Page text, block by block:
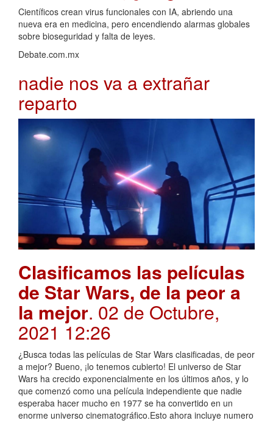
Científicos crean virus funcionales con IA, abriendo una
nueva era en medicina, pero encendiendo alarmas globales
sobre bioseguridad y falta de leyes.
Debate.com.mx
nadie nos va a extrañar
reparto
Clasificamos las películas
de Star Wars, de la peor a
la mejor. 02 de Octubre,
2021 12:26
¿Busca todas las películas de Star Wars clasificadas, de peor
a mejor? Bueno, ¡lo tenemos cubierto! El universo de Star
Wars ha crecido exponencialmente en los últimos años, y lo
que comenzó como una película independiente que nadie
esperaba hacer mucho en 1977 se ha convertido en un
enorme universo cinematográfico.Esto ahora incluye numero